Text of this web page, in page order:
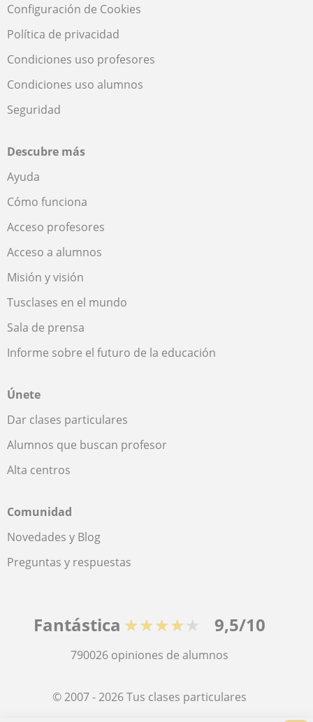
Configuración de Cookies
Política de privacidad
Condiciones uso profesores
Condiciones uso alumnos
Seguridad
Descubre más
Ayuda
Cómo funciona
Acceso profesores
Acceso a alumnos
Misión y visión
Tusclases en el mundo
Sala de prensa
Informe sobre el futuro de la educación
Únete
Dar clases particulares
Alumnos que buscan profesor
Alta centros
Comunidad
Novedades y Blog
Preguntas y respuestas
Fantástica ★★★★★ 9,5/10
790026 opiniones de alumnos
© 2007 - 2026 Tus clases particulares